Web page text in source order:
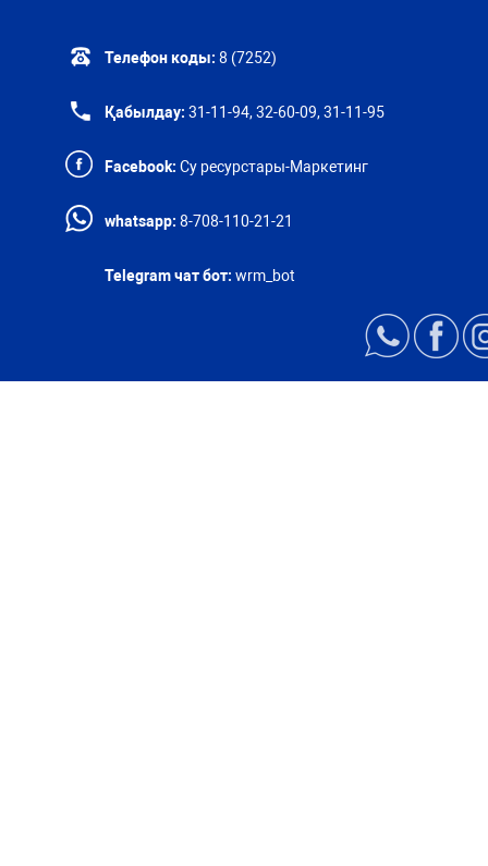
Телефон коды: 8 (7252)
Қабылдау: 31-11-94, 32-60-09, 31-11-95
Facebook: Су ресурстары-Маркетинг
whatsapp: 8-708-110-21-21
Telegram чат бот: wrm_bot